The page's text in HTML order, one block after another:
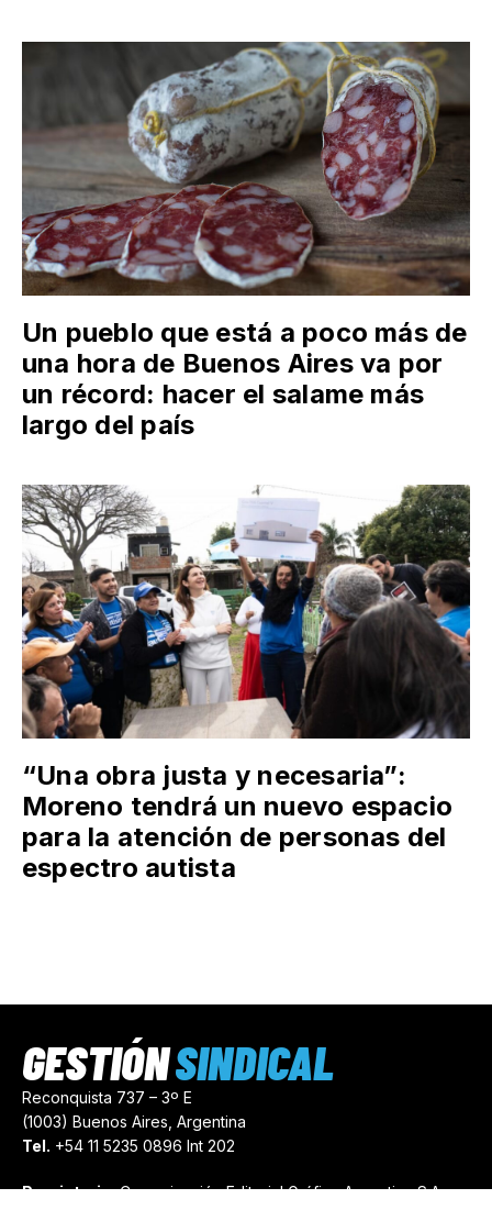
Un pueblo que está a poco más de
una hora de Buenos Aires va por
un récord: hacer el salame más
largo del país
“Una obra justa y necesaria”:
Moreno tendrá un nuevo espacio
para la atención de personas del
espectro autista
Reconquista 737 – 3º E
(1003) Buenos Aires, Argentina
Tel. +54 11 5235 0896 Int 202
Propietario:Comunicación Editorial Gráfica Argentina S.A.
GESTIÓNSINDICAL